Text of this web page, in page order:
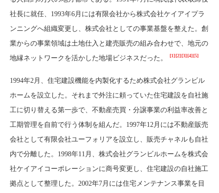
社長に就任、1993年6月には有限会社から株式会社ケイアイプラ
ンニングへ組織変更し、株式会社としての事業基盤を整えた。創
業からの事業領域は土地仕入と建売販売の組み合わせで、地元の
地縁ネットワークを活かした地場ビジネスだった。
[1][2][3][4][5]
1994年2月、住宅建設機能を内製化するため株式会社グランビル
ホームを設立した。それまで外注に頼っていた住宅建設を自社施
工に切り替える第一歩で、不動産売買・分譲事業の利益率改善と
工期管理を自前で行う体制を組んだ。1997年12月には不動産販売
会社として有限会社ユーフォリアを設立し、販売チャネルも自社
内で分離した。1998年11月、株式会社グランビルホームを株式会
社ケイアイコーポレーションに商号変更し、住宅建設の自社施工
拠点として整理した。2002年7月には住宅メンテナンス事業を目